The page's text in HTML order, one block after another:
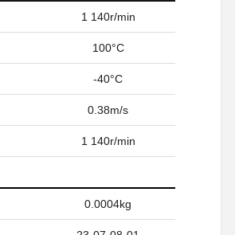
1 140r/min
100°C
-40°C
0.38m/s
1 140r/min
0.0004kg